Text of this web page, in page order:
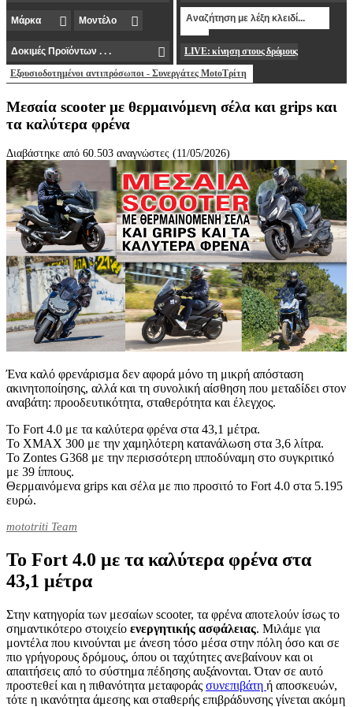
LIVE: κίνηση στους δρόμους
Εξουσιοδοτημένοι αντιπρόσωποι - Συνεργάτες MotoΤρίτη
Μεσαία scooter με θερμαινόμενη σέλα και grips και
τα καλύτερα φρένα
Διαβάστηκε από 60.503 αναγνώστες (11/05/2026)
Ένα καλό φρενάρισμα δεν αφορά μόνο τη μικρή απόσταση
ακινητοποίησης, αλλά και τη συνολική αίσθηση που μεταδίδει στον
αναβάτη: προοδευτικότητα, σταθερότητα και έλεγχος.
Το Fort 4.0 με τα καλύτερα φρένα στα 43,1 μέτρα.
Το ΧΜΑΧ 300 με την χαμηλότερη κατανάλωση στα 3,6 λίτρα.
Το Zontes G368 με την περισσότερη ιπποδύναμη στο συγκριτικό
με 39 ίππους.
Θερμαινόμενα grips και σέλα με πιο προσιτό το Fort 4.0 στα 5.195
ευρώ.
mototriti Team
Το Fort 4.0 με τα καλύτερα φρένα στα
43,1 μέτρα
Στην κατηγορία των μεσαίων scooter, τα φρένα αποτελούν ίσως το
σημαντικότερο στοιχείο ενεργητικής ασφάλειας. Μιλάμε για
μοντέλα που κινούνται με άνεση τόσο μέσα στην πόλη όσο και σε
πιο γρήγορους δρόμους, όπου οι ταχύτητες ανεβαίνουν και οι
απαιτήσεις από το σύστημα πέδησης αυξάνονται. Όταν σε αυτό
προστεθεί και η πιθανότητα μεταφοράς συνεπιβάτη ή αποσκευών,
τότε η ικανότητα άμεσης και σταθερής επιβράδυνσης γίνεται ακόμη